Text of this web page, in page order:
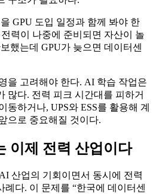
GPU 도입 일정과 함께 봐야 한
력이 나중에 준비되면 자산이 놀
했는데 GPU가 늦으면 데이터센
을 고려해야 한다. AI 학습 작업은
많다. 전력 피크 시간대를 피하거
동하거나, UPS와 ESS를 활용해 계
으로 중요해질 것이다.
이제 전력 산업이다
산업의 기회이면서 동시에 전력
례다. 이 문제를 “한국에 데이터센